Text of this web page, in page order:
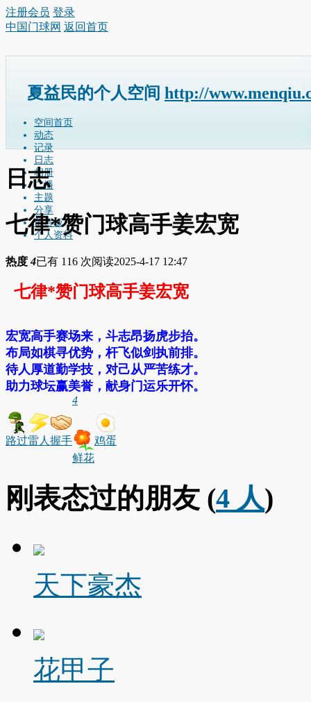
注册会员 登录
中国门球网 返回首页
夏益民的个人空间 http://
空间首页
动态
记录
日志
相册
广播
主题
分享
留言板
个人资料
日志
七律*赞门球高手姜宏宽
热度4已有 116 次阅读2025-4-17 12:47
七律*赞门球高手姜宏宽
宏宽高手赛场来，斗志昂扬虎步抬。
布局如棋寻优势，杆飞似剑执前排。
待人厚道勤学技，对己从严苦练才。
助力球坛赢美誉，献身门运乐开怀。
路过雷人 握手
4
鲜花
鸡蛋
刚表态过的朋友 (4 人)
天下豪杰
花甲子